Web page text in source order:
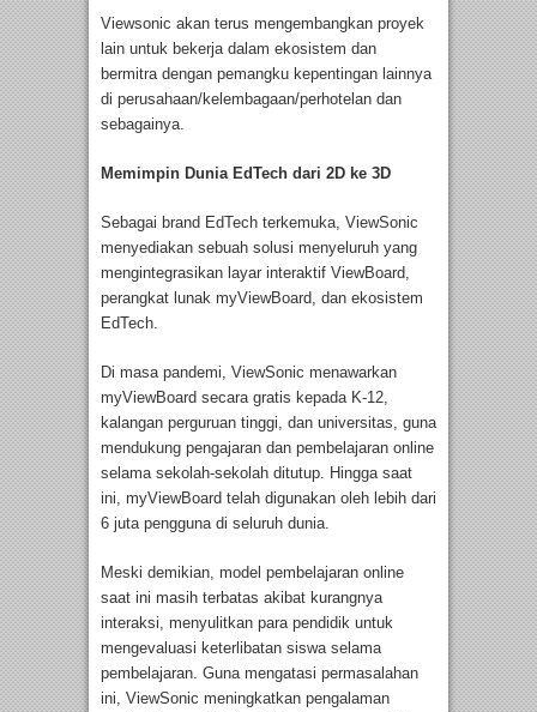
Viewsonic akan terus mengembangkan proyek
lain untuk bekerja dalam ekosistem dan
bermitra dengan pemangku kepentingan lainnya
di perusahaan/kelembagaan/perhotelan dan
sebagainya.
Memimpin Dunia EdTech dari 2D ke 3D
Sebagai brand EdTech terkemuka, ViewSonic
menyediakan sebuah solusi menyeluruh yang
mengintegrasikan layar interaktif ViewBoard,
perangkat lunak myViewBoard, dan ekosistem
EdTech.
Di masa pandemi, ViewSonic menawarkan
myViewBoard secara gratis kepada K-12,
kalangan perguruan tinggi, dan universitas, guna
mendukung pengajaran dan pembelajaran online
selama sekolah-sekolah ditutup. Hingga saat
ini, myViewBoard telah digunakan oleh lebih dari
6 juta pengguna di seluruh dunia.
Meski demikian, model pembelajaran online
saat ini masih terbatas akibat kurangnya
interaksi, menyulitkan para pendidik untuk
mengevaluasi keterlibatan siswa selama
pembelajaran. Guna mengatasi permasalahan
ini, ViewSonic meningkatkan pengalaman